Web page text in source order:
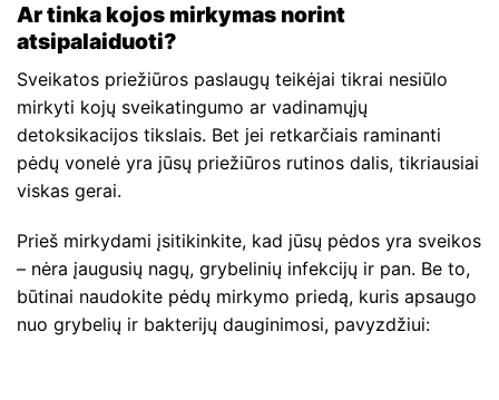
Ar tinka kojos mirkymas norint
atsipalaiduoti?
Sveikatos priežiūros paslaugų teikėjai tikrai nesiūlo
mirkyti kojų sveikatingumo ar vadinamųjų
detoksikacijos tikslais. Bet jei retkarčiais raminanti
pėdų vonelė yra jūsų priežiūros rutinos dalis, tikriausiai
viskas gerai.
Prieš mirkydami įsitikinkite, kad jūsų pėdos yra sveikos
– nėra įaugusių nagų, grybelinių infekcijų ir pan. Be to,
būtinai naudokite pėdų mirkymo priedą, kuris apsaugo
nuo grybelių ir bakterijų dauginimosi, pavyzdžiui: